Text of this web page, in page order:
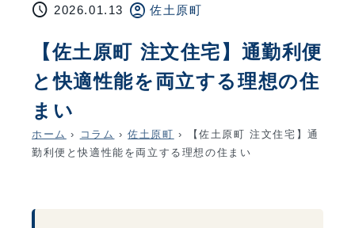
schedule 2026.01.13 account_circle 佐土原町
【佐土原町 注文住宅】通勤利便
と快適性能を両立する理想の住
まい
ホーム › コラム › 佐土原町 ›
【佐土原町 注文住宅】通
勤利便と快適性能を両立する理想の住まい